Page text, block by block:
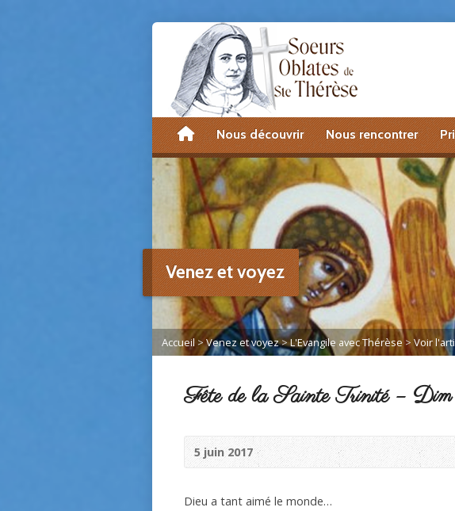
accueilNous découvrir Nous rencontrer
Venez et voyez
Accueil >Venez et voyez>L'Evangile avec Thérèse> Voir
Fête de la Sainte Trinité –
5 juin 2017
Dieu a tant aimé le monde…